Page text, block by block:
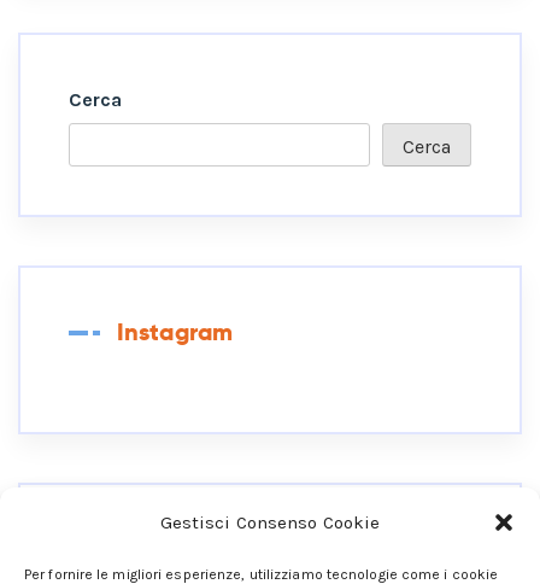
Gestisci Consenso Cookie
Per fornire le migliori esperienze, utilizziamo tecnologie come i cookie
Cerca
Cerca
Instagram